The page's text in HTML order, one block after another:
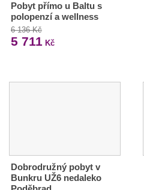
Pobyt přímo u Baltu s
polopenzí a wellness
6 136 Kč
5 711 Kč
Dobrodružný pobyt v
Bunkru UŽ6 nedaleko